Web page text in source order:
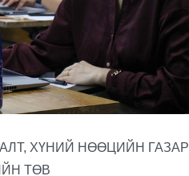
ХҮНИЙ НӨӨЦИЙН ГАЗАР
ТӨВ